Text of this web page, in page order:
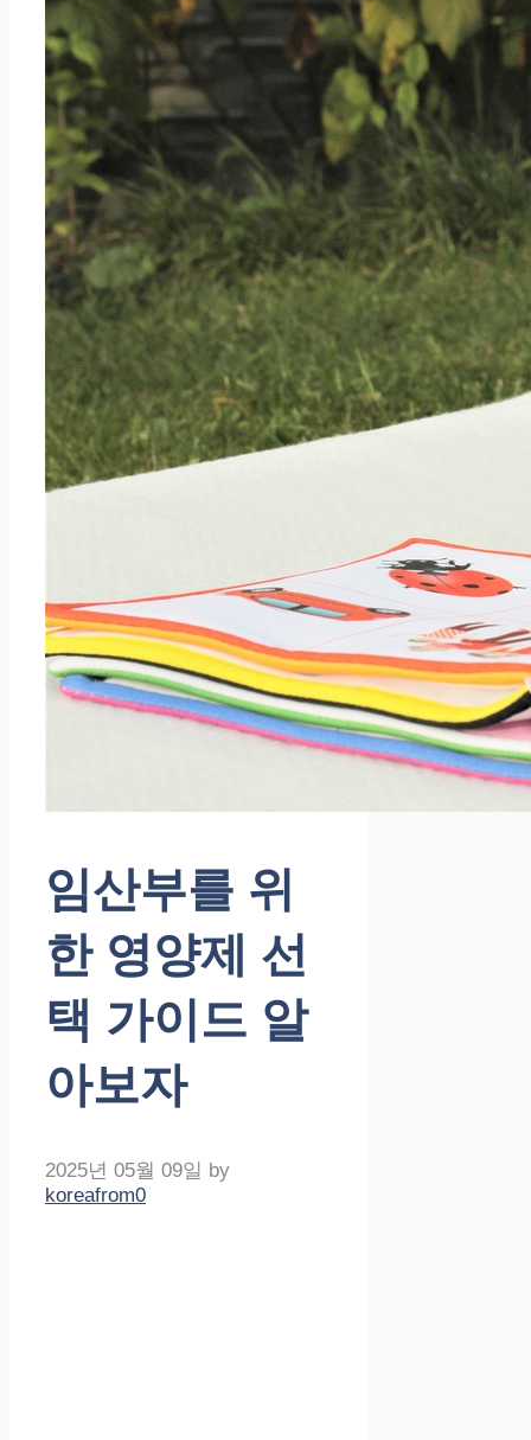
임산부를 위
한 영양제 선
택 가이드 알
아보자
2025년 05월 09일 by
koreafrom0